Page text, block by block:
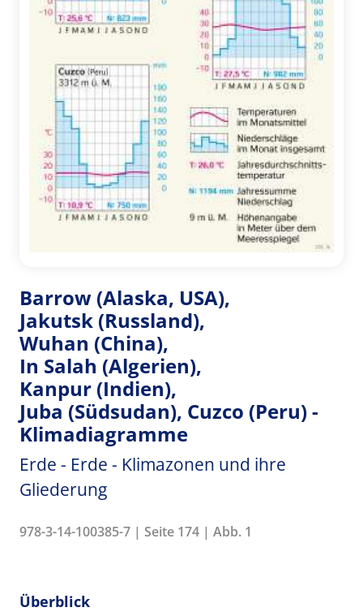
Barrow (Alaska, USA),
Jakutsk (Russland),
Wuhan (China),
In Salah (Algerien),
Kanpur (Indien),
Juba (Südsudan), Cuzco (Peru) -
Klimadiagramme
Erde - Erde - Klimazonen und ihre
Gliederung
978-3-14-100385-7 | Seite 174 | Abb. 1
Überblick